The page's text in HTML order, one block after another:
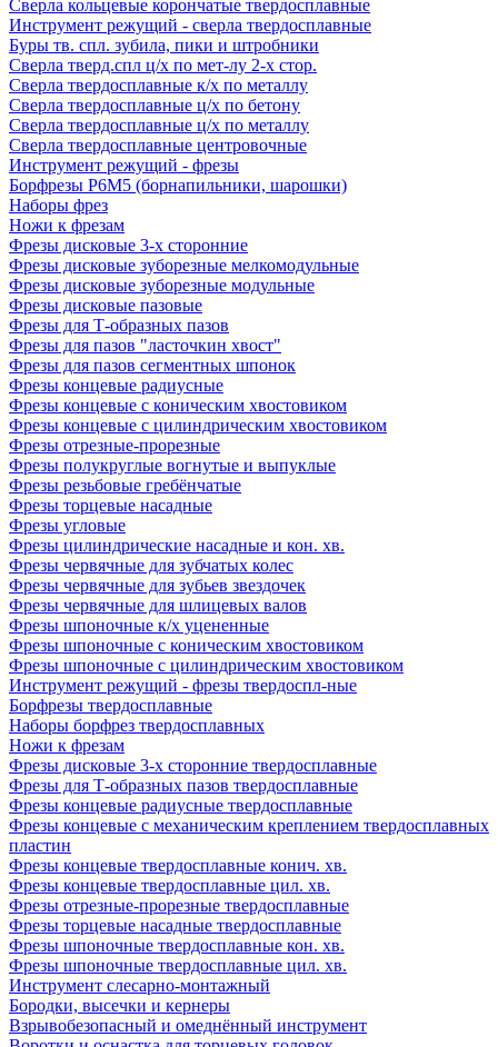
Сверла кольцевые корончатые твердосплавные
Инструмент режущий - сверла твердосплавные
Буры тв. спл. зубила, пики и штробники
Сверла тверд.спл ц/х по мет-лу 2-х стор.
Сверла твердосплавные к/х по металлу
Сверла твердосплавные ц/х по бетону
Сверла твердосплавные ц/х по металлу
Сверла твердосплавные центровочные
Инструмент режущий - фрезы
Борфрезы Р6М5 (борнапильники, шарошки)
Наборы фрез
Ножи к фрезам
Фрезы дисковые 3-х сторонние
Фрезы дисковые зуборезные мелкомодульные
Фрезы дисковые зуборезные модульные
Фрезы дисковые пазовые
Фрезы для Т-образных пазов
Фрезы для пазов "ласточкин хвост"
Фрезы для пазов сегментных шпонок
Фрезы концевые радиусные
Фрезы концевые с коническим хвостовиком
Фрезы концевые с цилиндрическим хвостовиком
Фрезы отрезные-прорезные
Фрезы полукруглые вогнутые и выпуклые
Фрезы резьбовые гребёнчатые
Фрезы торцевые насадные
Фрезы угловые
Фрезы цилиндрические насадные и кон. хв.
Фрезы червячные для зубчатых колес
Фрезы червячные для зубьев звездочек
Фрезы червячные для шлицевых валов
Фрезы шпоночные к/х уцененные
Фрезы шпоночные с коническим хвостовиком
Фрезы шпоночные с цилиндрическим хвостовиком
Инструмент режущий - фрезы твердоспл-ные
Борфрезы твердосплавные
Наборы борфрез твердосплавных
Ножи к фрезам
Фрезы дисковые 3-х сторонние твердосплавные
Фрезы для Т-образных пазов твердосплавные
Фрезы концевые радиусные твердосплавные
Фрезы концевые с механическим креплением твердосплавных
пластин
Фрезы концевые твердосплавные конич. хв.
Фрезы концевые твердосплавные цил. хв.
Фрезы отрезные-прорезные твердосплавные
Фрезы торцевые насадные твердосплавные
Фрезы шпоночные твердосплавные кон. хв.
Фрезы шпоночные твердосплавные цил. хв.
Инструмент слесарно-монтажный
Бородки, высечки и кернеры
Взрывобезопасный и омеднённый инструмент